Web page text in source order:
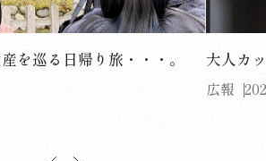
を巡る日帰り旅・・・。 大人カ
広報